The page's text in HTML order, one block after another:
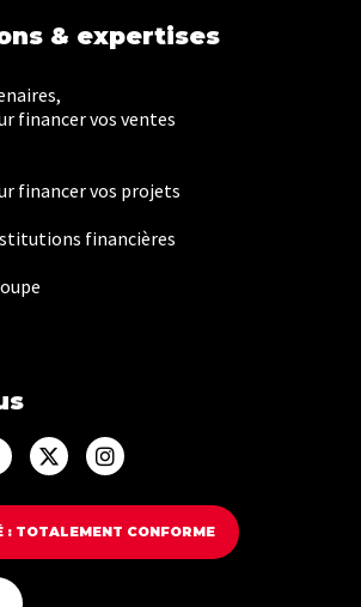
& expertises
financer vos ventes
financer vos projets
financières
Franfinance
au Linkedin Franfinance
au Facebook Franfinance
Accéder au Twitter
Accéder au Instagram
: TOTALEMENT CONFORME